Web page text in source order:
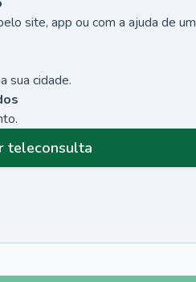
site, app ou com a ajuda de um
sua cidade.
teleconsulta